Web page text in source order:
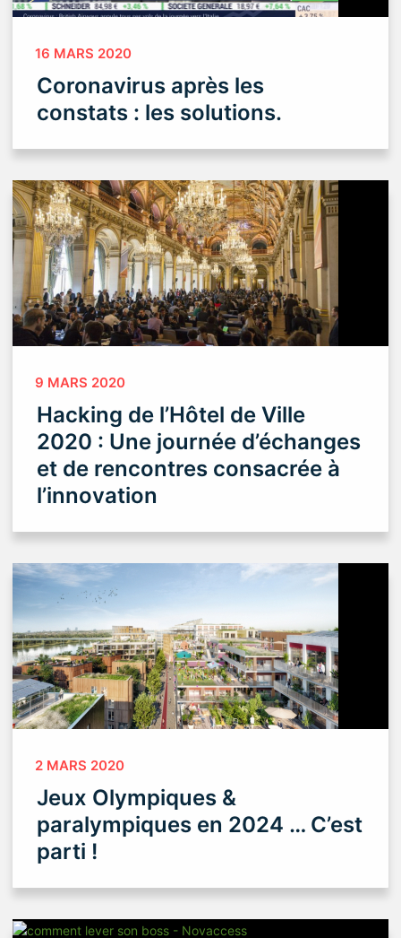
16 MARS 2020
Coronavirus après les
constats : les solutions.
9 MARS 2020
Hacking de l’Hôtel de Ville
2020 : Une journée d’échanges
et de rencontres consacrée à
l’innovation
2 MARS 2020
Jeux Olympiques &
paralympiques en 2024 … C’est
parti !